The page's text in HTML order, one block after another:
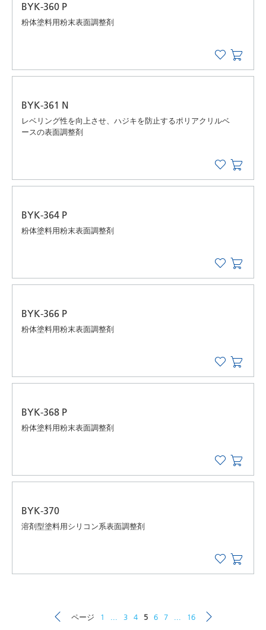
BYK-360 P
粉体塗料用粉末表面調整剤
BYK-361 N
レベリング性を向上させ、ハジキを防止するポリアクリルベ
ースの表面調整剤
BYK-364 P
粉体塗料用粉末表面調整剤
BYK-366 P
粉体塗料用粉末表面調整剤
BYK-368 P
粉体塗料用粉末表面調整剤
BYK-370
溶剤型塗料用シリコン系表面調整剤
ページ 1 3 4 5 6 7 16